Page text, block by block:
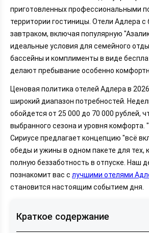
приготовленных профессиональными
территории гостиницы. Отели Адлера с
завтраком, включая популярную
идеальные условия для семейного
бассейны и комплименты в виде
делают пребывание особенно
Ценовая политика отелей Адлера в
широкий диапазон потребностей.
обойдется от 25 000 до 70 000 рублей,
выбранного сезона и уровня комфорта.
Сириусе предлагает концепцию "всё
обеды и ужины в одном пакете для тех,
полную беззаботность в отпуске. Наш
познакомит вас с лучшими отелями
становится настоящим событием дня.
Краткое содержание